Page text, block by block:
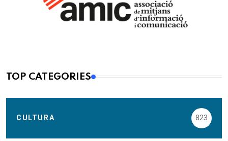
TOP CATEGORIES
CULTURA 823